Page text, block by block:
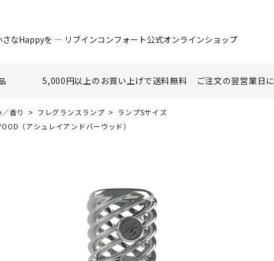
さなHappyを ― リブインコンフォート公式オンラインショップ
5,000円以上のお買い上げで送料無料 ご注文の翌営業日に
香り フレグランスランプ
ランプSサイズ
（アシュレイアンドバーウッド）